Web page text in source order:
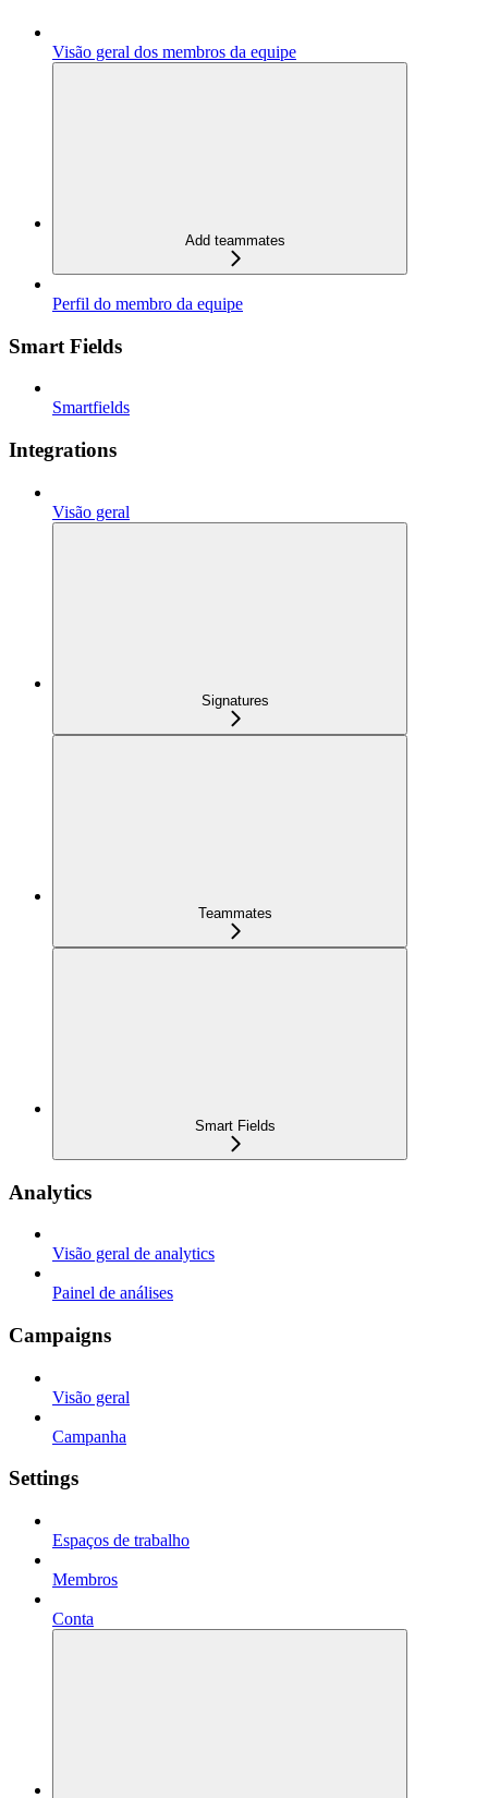
Visão geral dos membros da equipe
Add teammates
Perfil do membro da equipe
Smart Fields
Smartfields
Integrations
Visão geral
Signatures
Teammates
Smart Fields
Analytics
Visão geral de analytics
Painel de análises
Campaigns
Visão geral
Campanha
Settings
Espaços de trabalho
Membros
Conta